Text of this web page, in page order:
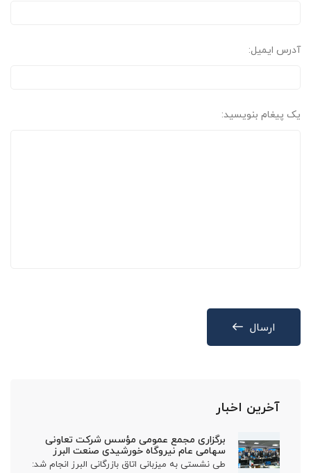
آدرس ایمیل:
یک پیغام بنویسید:
ارسال
آخرین اخبار
برگزاری مجمع عمومی مؤسس شرکت تعاونی
سهامی عام نیروگاه خورشیدی صنعت البرز
طی نشستی به میزبانی اتاق بازرگانی البرز انجام شد: